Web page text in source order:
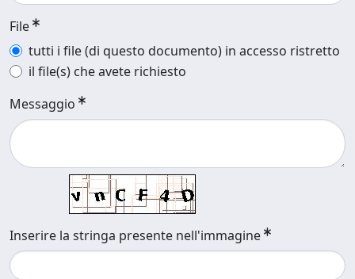
File
tutti i file (di questo documento) in accesso ristretto
il file(s) che avete richiesto
Messaggio
Inserire la stringa presente nell'immagine